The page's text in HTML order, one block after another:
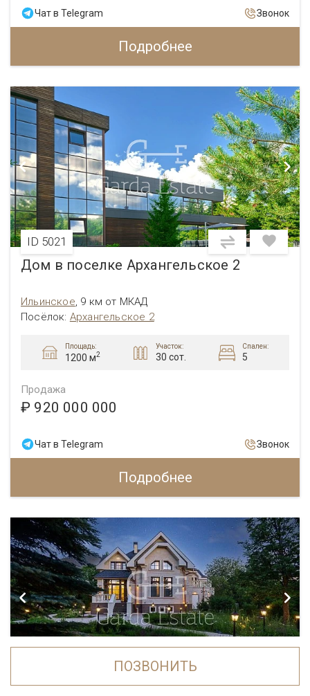
Чат в Telegram Звонок
Подробнее
ID 5021
Дом в поселке Архангельское 2
Ильинское, 9 км от МКАД
Посёлок: Архангельское 2
Площадь:
1200 м2
Участок:
30 сот.
Спален:
5
Продажа
₽ 920 000 000
Чат в Telegram Звонок
Подробнее
ПОЗВОНИТЬ